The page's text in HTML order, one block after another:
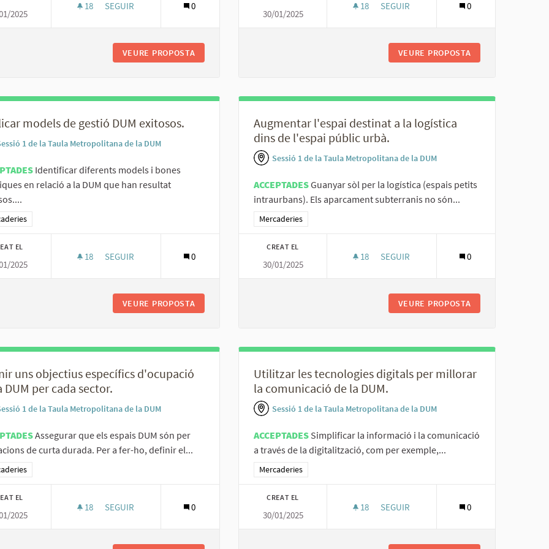
2025
18 18 SEGUIDORES
SEGUIR
UNIFICAR ELS CRITERIS PER A LA DUM I LA DUS A TOTA L'ÀREA METROPOLITANA ESTABLINT DIFERÈNCIES SEGONS
0
VEURE PROPOSTA UNIFICAR ELS CRITERIS PER A LA DUM I LA DUS A TOTA L'ÀREA METROPOLITANA
30/01/2025
18 18 SEGUIDORES
SEGUIR 0
VEURE PROPOSTA
models de gestió DUM exitosos.
1 de la Taula Metropolitana de la DUM
Identificar diferents models i bones
en relació a la DUM que han resultat
al filtrar per la categoria: Mercaderies
EL
2025
18 18 SEGUIDORES
SEGUIR
REPLICAR MODELS DE GESTIÓ DUM EXITOSOS.
0
VEURE PROPOSTA
Augmentar l'espai destinat a la logística
dins de l'espai públic urbà.
Sessió 1 de la Taula Metropolitana de la DUM
ACCEPTADESGuanyar sòl per la logística (espais petits
intraurbans). Els aparcament subterranis no són...
Resultats al filtrar per la categoria: Mercaderies
Mercaderies
CREAT EL
30/01/2025
18 18 SEGUIDORES
SEGUIR 0
VEURE PROPOSTA
uns objectius específics d'ocupació
DUM per cada sector.
1 de la Taula Metropolitana de la DUM
Assegurar que els espais DUM són per
de curta durada. Per a fer-ho, definir el...
al filtrar per la categoria: Mercaderies
EL
2025
18 18 SEGUIDORES
SEGUIR
DEFINIR UNS OBJECTIUS ESPECÍFICS D'OCUPACIÓ DE LA DUM PER CADA SECTOR.
0
Utilitzar les tecnologies digitals per millorar
la comunicació de la DUM.
Sessió 1 de la Taula Metropolitana de la DUM
ACCEPTADES Simplificar la informació i la comunicació
a través de la digitalització, com per exemple,...
Resultats al filtrar per la categoria: Mercaderies
Mercaderies
CREAT EL
30/01/2025
18 18 SEGUIDORES
SEGUIR 0